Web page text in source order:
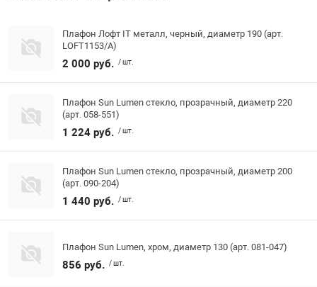
Плафон Лофт IT металл, черный, диаметр 190 (арт.
LOFT1153/A)
2 000 руб. / шт.
Плафон Sun Lumen стекло, прозрачный, диаметр 220
(арт. 058-551)
1 224 руб. / шт.
Плафон Sun Lumen стекло, прозрачный, диаметр 200
(арт. 090-204)
1 440 руб. / шт.
Плафон Sun Lumen, хром, диаметр 130 (арт. 081-047)
856 руб. / шт.